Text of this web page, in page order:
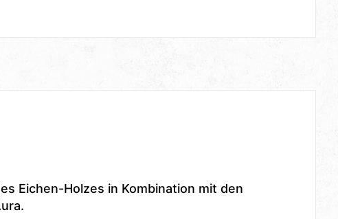
Eichen-Holzes in Kombination mit den